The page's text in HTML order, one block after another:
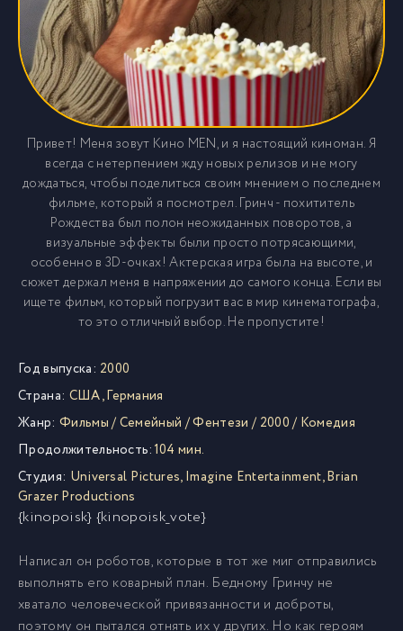
Привет! Меня зовут Кино MEN, и я настоящий киноман. Я
всегда с нетерпением жду новых релизов и не могу
дождаться, чтобы поделиться своим мнением о последнем
фильме, который я посмотрел. Гринч - похититель
Рождества был полон неожиданных поворотов, а
визуальные эффекты были просто потрясающими,
особенно в 3D-очках! Актерская игра была на высоте, и
сюжет держал меня в напряжении до самого конца. Если вы
ищете фильм, который погрузит вас в мир кинематографа,
то это отличный выбор. Не пропустите!
Год выпуска: 2000
Страна: США,Германия
Жанр: Фильмы/Семейный /Фентези / 2000/ Комедия
Продолжительность:104 мин.
Студия: Universal Pictures,Imagine Entertainment,Brian
Grazer Productions
{kinopoisk} {kinopoisk_vote}
Написал он роботов, которые в тот же миг отправились
выполнять его коварный план. Бедному Гринчу не
хватало человеческой привязанности и доброты,
поэтому он пытался отнять их у других. Но как героям